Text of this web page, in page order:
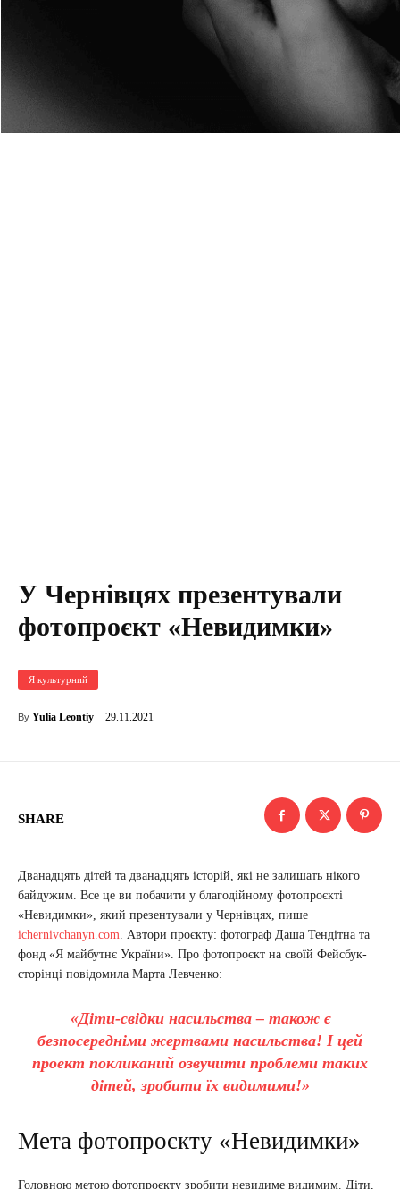
У Чернівцях презентували
фотопроєкт «Невидимки»
Я культурний
By Yulia Leontiy 29.11.2021
SHARE
Дванадцять дітей та дванадцять історій, які не залишать нікого
байдужим. Все це ви побачити у благодійному фотопроєкті
«Невидимки», який презентували у Чернівцях, пише
ichernivchanyn.com. Автори проєкту: фотограф Даша Тендітна та
фонд «Я майбутнє України». Про фотопроєкт на своїй Фейсбук-
сторінці повідомила Марта Левченко:
«Діти-свідки насильства – також є
безпосередніми жертвами насильства! І цей
проект покликаний озвучити проблеми таких
дітей, зробити їх видимими!»
Мета фотопроєкту «Невидимки»
Головною метою фотопроєкту зробити невидиме видимим. Діти,